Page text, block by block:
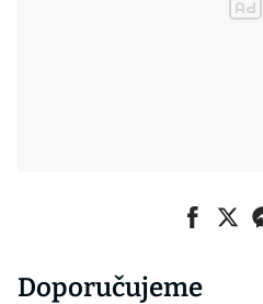
Doporučujeme